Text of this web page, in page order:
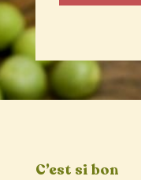
C’est si bon